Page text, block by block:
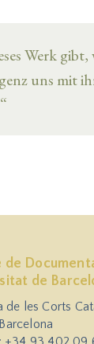
Werk
uns
de
de
de les Corts